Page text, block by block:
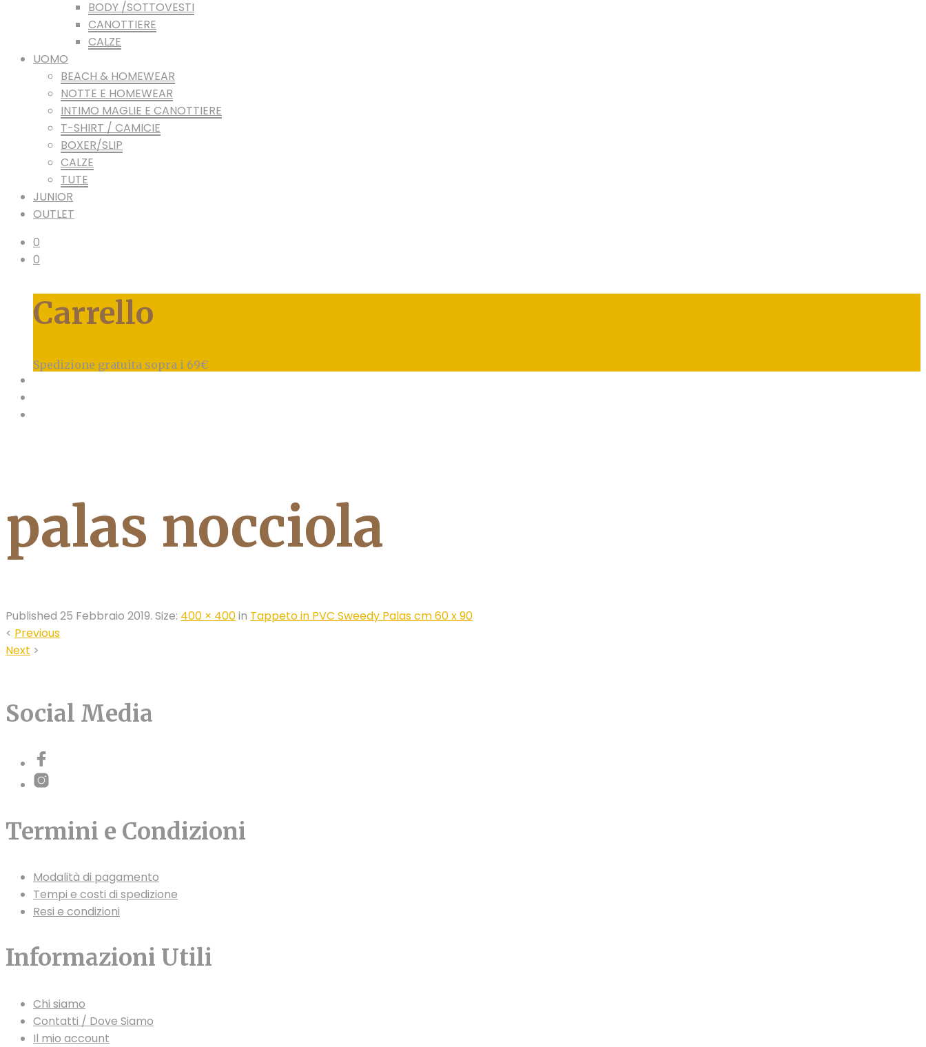
BODY /SOTTOVESTI
CANOTTIERE
CALZE
UOMO
BEACH & HOMEWEAR
NOTTE E HOMEWEAR
INTIMO MAGLIE E CANOTTIERE
T-SHIRT / CAMICIE
BOXER/SLIP
CALZE
TUTE
JUNIOR
OUTLET
0
0
Carrello
Spedizione gratuita sopra i 69€
palas nocciola
Published 25 Febbraio 2019. Size: 400 × 400in Tappeto in PVC Sweedy Palas cm 60 x 90
< Previous
Next >
Social Media
Termini e Condizioni
Modalità di pagamento
Tempi e costi di spedizione
Resi e condizioni
Informazioni Utili
Chi siamo
Contatti / Dove Siamo
Il mio account